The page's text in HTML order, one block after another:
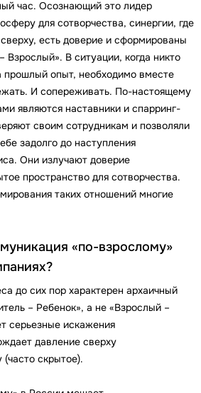
час. Осознающий это лидер
для сотворчества, синергии, где
есть доверие и сформированы
Взрослый». В ситуации, когда никто
прошлый опыт, необходимо вместе
И сопереживать. По-настоящему
являются наставники и спарринг-
своим сотрудникам и позволяли
задолго до наступления
Они излучают доверие
пространство для сотворчества.
таких отношений многие
«по-взрослому»
до сих пор характерен архаичный
– Ребенок», а не «Взрослый –
серьезные искажения
давление сверху
(часто скрытое).